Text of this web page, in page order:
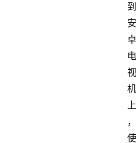
到
安
卓
电
视
机
上
，
使